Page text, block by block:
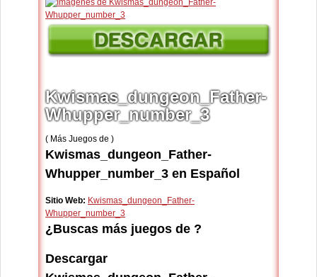
Kwismas_dungeon_Father-
Whupper_number_3
( Más Juegos de )
Kwismas_dungeon_Father-
Whupper_number_3 en Español
Sitio Web: Kwismas_dungeon_Father-
Whupper_number_3
¿Buscas más juegos de ?
Descargar